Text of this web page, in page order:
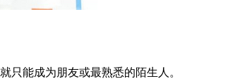
能成为朋友或最熟悉的陌生人。